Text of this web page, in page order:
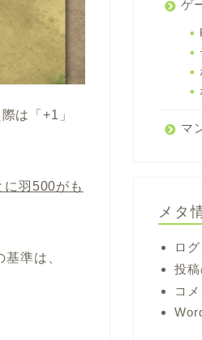
は「+1」
に羽500がも
準は、
ゲ
マ
メタ
ロ
投
コ